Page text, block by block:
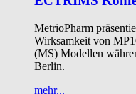
MetrioPharm
Wirksamkeit von
(MS) Modellen
Berlin.
mehr...